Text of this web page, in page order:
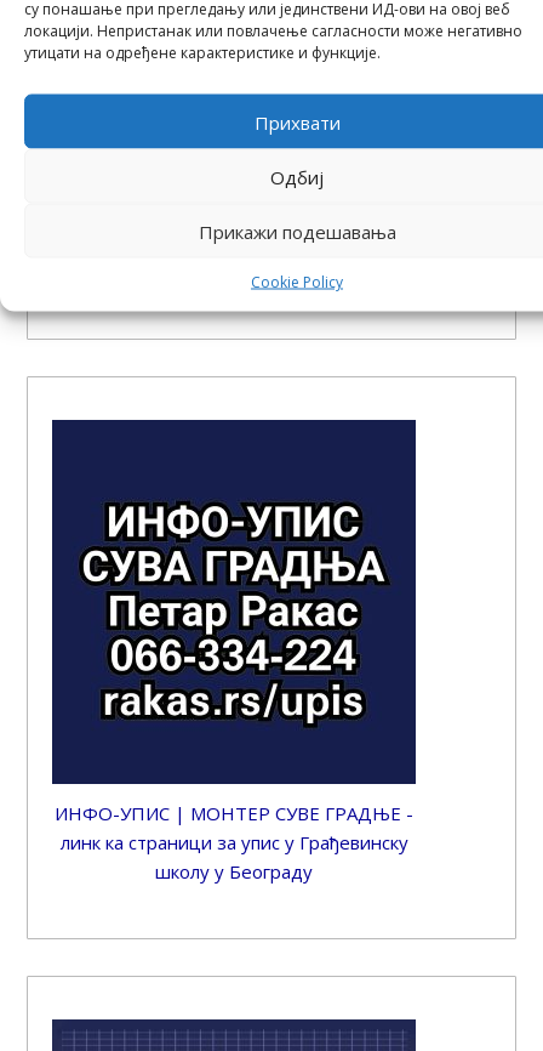
су понашање при прегледању или јединствени ИД-ови на овој веб
локацији. Непристанак или повлачење сагласности може негативно
утицати на одређене карактеристике и функције.
Прихвати
Одбиј
Прикажи подешавања
Cookie Policy
ПЕТАР РАКАС, наставник праксе грађевинске
практичне наставе | 066-334-224 | 064-172-53-
73 petarrakas@gradjevinska.edu.rs
ИНФО-УПИС | МОНТЕР СУВЕ ГРАДЊЕ -
линк ка страници за упис у Грађевинску
школу у Београду